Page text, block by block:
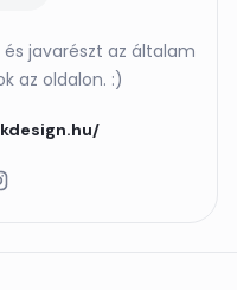
javarészt az általam
az oldalon. :)